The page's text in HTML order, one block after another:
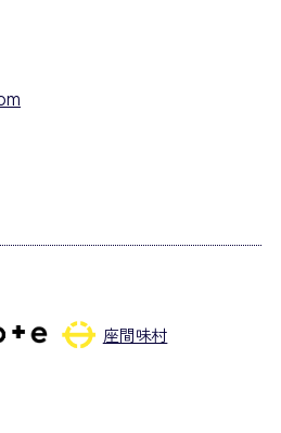
座間味村
Watching Association. – All rights